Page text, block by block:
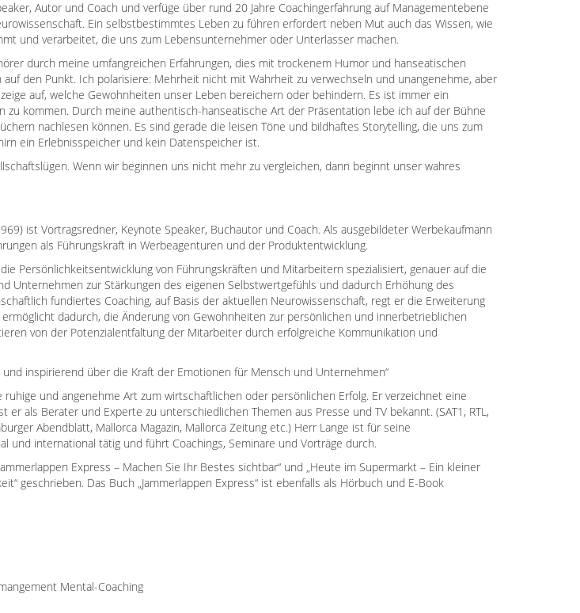
Autor und Coach und verfüge über rund 20 Jahre Coachingerfahrung auf Managementebene
Ein selbstbestimmtes Leben zu führen erfordert neben Mut auch das Wissen, wie
und verarbeitet, die uns zum Lebensunternehmer oder Unterlasser machen.
durch meine umfangreichen Erfahrungen, dies mit trockenem Humor und hanseatischen
den Punkt. Ich polarisiere: Mehrheit nicht mit Wahrheit zu verwechseln und unangenehme, aber
auf, welche Gewohnheiten unser Leben bereichern oder behindern. Es ist immer ein
zu kommen. Durch meine authentisch-hanseatische Art der Präsentation lebe ich auf der Bühne
nachlesen können. Es sind gerade die leisen Töne und bildhaftes Storytelling, die uns zum
ein Erlebnisspeicher und kein Datenspeicher ist.
Wenn wir beginnen uns nicht mehr zu vergleichen, dann beginnt unser wahres
ist Vortragsredner, Keynote Speaker, Buchautor und Coach. Als ausgebildeter Werbekaufmann
als Führungskraft in Werbeagenturen und der Produktentwicklung.
Persönlichkeitsentwicklung von Führungskräften und Mitarbeitern spezialisiert, genauer auf die
Unternehmen zur Stärkungen des eigenen Selbstwertgefühls und dadurch Erhöhung des
fundiertes Coaching, auf Basis der aktuellen Neurowissenschaft, regt er die Erweiterung
dadurch, die Änderung von Gewohnheiten zur persönlichen und innerbetrieblichen
von der Potenzialentfaltung der Mitarbeiter durch erfolgreiche Kommunikation und
und inspirierend über die Kraft der Emotionen für Mensch und Unternehmen“
und angenehme Art zum wirtschaftlichen oder persönlichen Erfolg. Er verzeichnet eine
er als Berater und Experte zu unterschiedlichen Themen aus Presse und TV bekannt. (SAT1, RTL,
Abendblatt, Mallorca Magazin, Mallorca Zeitung etc.) Herr Lange ist für seine
und international tätig und führt Coachings, Seminare und Vorträge durch.
Express – Machen Sie Ihr Bestes sichtbar“ und „Heute im Supermarkt – Ein kleiner
geschrieben. Das Buch „Jammerlappen Express“ ist ebenfalls als Hörbuch und E-Book
Mental-Coaching